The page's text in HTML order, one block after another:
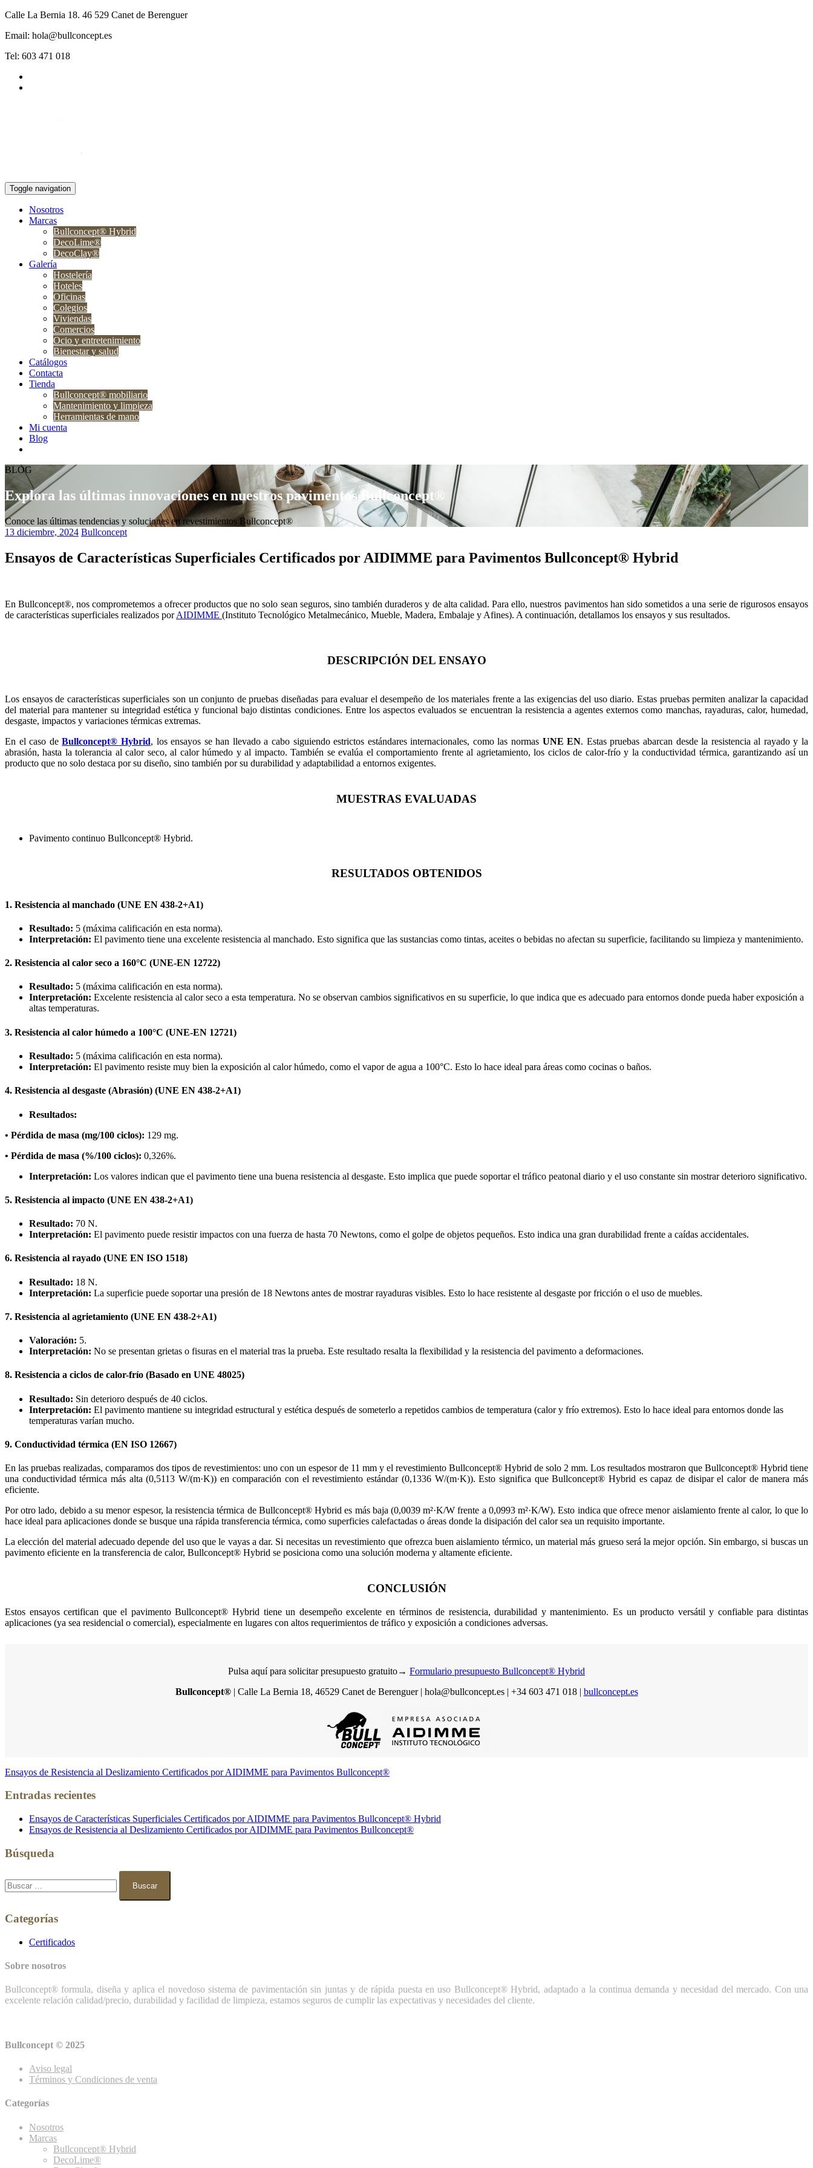
Calle La Bernia 18. 46 529 Canet de Berenguer
Email: hola@bullconcept.es
Tel: 603 471 018
Toggle navigation
Nosotros
Marcas
Bullconcept® Hybrid
DecoLime®
DecoClay®
Galería
Hostelería
Hoteles
Oficinas
Colegios
Viviendas
Comercios
Ocio y entretenimiento
Bienestar y salud
Catálogos
Contacta
Tienda
Bullconcept® mobiliario
Mantenimiento y limpieza
Herramientas de mano
Mi cuenta
Blog
BLOG
Explora las últimas innovaciones en nuestros pavimentos Bullconcept®
Conoce las últimas tendencias y soluciones en revestimientos Bullconcept®
13 diciembre, 2024 Bullconcept
Ensayos de Características Superficiales Certificados por AIDIMME para Pavimentos Bullconcept® Hybrid
En Bullconcept®, nos comprometemos a ofrecer productos que no solo sean seguros, sino también duraderos y de alta calidad. Para ello, nuestros pavimentos han sido sometidos a una serie de rigurosos ensayos
de características superficiales realizados porAIDIMME (Instituto Tecnológico Metalmecánico, Mueble, Madera, Embalaje y Afines). A continuación, detallamos los ensayos y sus resultados.
DESCRIPCIÓN DEL ENSAYO
Los ensayos de características superficiales son un conjunto de pruebas diseñadas para evaluar el desempeño de los materiales frente a las exigencias del uso diario. Estas pruebas permiten analizar la capacidad
del material para mantener su integridad estética y funcional bajo distintas condiciones. Entre los aspectos evaluados se encuentran la resistencia a agentes externos como manchas, rayaduras, calor, humedad,
desgaste, impactos y variaciones térmicas extremas.
En el caso deBullconcept® Hybrid, los ensayos se han llevado a cabo siguiendo estrictos estándares internacionales, como las normas UNE EN. Estas pruebas abarcan desde la resistencia al rayado y la
abrasión, hasta la tolerancia al calor seco, al calor húmedo y al impacto. También se evalúa el comportamiento frente al agrietamiento, los ciclos de calor-frío y la conductividad térmica, garantizando así un
producto que no solo destaca por su diseño, sino también por su durabilidad y adaptabilidad a entornos exigentes.
MUESTRAS EVALUADAS
Pavimento continuo Bullconcept® Hybrid.
RESULTADOS OBTENIDOS
1. Resistencia al manchado (UNE EN 438-2+A1)
Resultado: 5 (máxima calificación en esta norma).
Interpretación: El pavimento tiene una excelente resistencia al manchado. Esto significa que las sustancias como tintas, aceites o bebidas no afectan su superficie, facilitando su limpieza y mantenimiento.
2. Resistencia al calor seco a 160°C (UNE-EN 12722)
Resultado: 5 (máxima calificación en esta norma).
Interpretación: Excelente resistencia al calor seco a esta temperatura. No se observan cambios significativos en su superficie, lo que indica que es adecuado para entornos donde pueda haber exposición a
altas temperaturas.
3. Resistencia al calor húmedo a 100°C (UNE-EN 12721)
Resultado: 5 (máxima calificación en esta norma).
Interpretación: El pavimento resiste muy bien la exposición al calor húmedo, como el vapor de agua a 100°C. Esto lo hace ideal para áreas como cocinas o baños.
4. Resistencia al desgaste (Abrasión) (UNE EN 438-2+A1)
Resultados:
• Pérdida de masa (mg/100 ciclos): 129 mg.
• Pérdida de masa (%/100 ciclos): 0,326%.
Interpretación: Los valores indican que el pavimento tiene una buena resistencia al desgaste. Esto implica que puede soportar el tráfico peatonal diario y el uso constante sin mostrar deterioro significativo.
5. Resistencia al impacto (UNE EN 438-2+A1)
Resultado: 70 N.
Interpretación: El pavimento puede resistir impactos con una fuerza de hasta 70 Newtons, como el golpe de objetos pequeños. Esto indica una gran durabilidad frente a caídas accidentales.
6. Resistencia al rayado (UNE EN ISO 1518)
Resultado: 18 N.
Interpretación: La superficie puede soportar una presión de 18 Newtons antes de mostrar rayaduras visibles. Esto lo hace resistente al desgaste por fricción o el uso de muebles.
7. Resistencia al agrietamiento (UNE EN 438-2+A1)
Valoración: 5.
Interpretación: No se presentan grietas o fisuras en el material tras la prueba. Este resultado resalta la flexibilidad y la resistencia del pavimento a deformaciones.
8. Resistencia a ciclos de calor-frío (Basado en UNE 48025)
Resultado: Sin deterioro después de 40 ciclos.
Interpretación: El pavimento mantiene su integridad estructural y estética después de someterlo a repetidos cambios de temperatura (calor y frío extremos). Esto lo hace ideal para entornos donde las
temperaturas varían mucho.
9. Conductividad térmica (EN ISO 12667)
En las pruebas realizadas, comparamos dos tipos de revestimientos: uno con un espesor de 11 mm y el revestimiento Bullconcept® Hybrid de solo 2 mm. Los resultados mostraron que Bullconcept® Hybrid tiene
una conductividad térmica más alta (0,5113 W/(m·K)) en comparación con el revestimiento estándar (0,1336 W/(m·K)). Esto significa que Bullconcept® Hybrid es capaz de disipar el calor de manera más
eficiente.
Por otro lado, debido a su menor espesor, la resistencia térmica de Bullconcept® Hybrid es más baja (0,0039 m²·K/W frente a 0,0993 m²·K/W). Esto indica que ofrece menor aislamiento frente al calor, lo que lo
hace ideal para aplicaciones donde se busque una rápida transferencia térmica, como superficies calefactadas o áreas donde la disipación del calor sea un requisito importante.
La elección del material adecuado depende del uso que le vayas a dar. Si necesitas un revestimiento que ofrezca buen aislamiento térmico, un material más grueso será la mejor opción. Sin embargo, si buscas un
pavimento eficiente en la transferencia de calor, Bullconcept® Hybrid se posiciona como una solución moderna y altamente eficiente.
CONCLUSIÓN
Estos ensayos certifican que el pavimento Bullconcept® Hybrid tiene un desempeño excelente en términos de resistencia, durabilidad y mantenimiento. Es un producto versátil y confiable para distintas
aplicaciones (ya sea residencial o comercial), especialmente en lugares con altos requerimientos de tráfico y exposición a condiciones adversas.
Pulsa aquí para solicitar presupuesto gratuito→ Formulario presupuesto Bullconcept® Hybrid
Bullconcept®| Calle La Bernia 18, 46529 Canet de Berenguer | hola@bullconcept.es | +34 603 471 018 | bullconcept.es
Ensayos de Resistencia al Deslizamiento Certificados por AIDIMME para Pavimentos Bullconcept®
Entradas recientes
Ensayos de Características Superficiales Certificados por AIDIMME para Pavimentos Bullconcept® Hybrid
Ensayos de Resistencia al Deslizamiento Certificados por AIDIMME para Pavimentos Bullconcept®
Búsqueda
Categorías
Certificados
Sobre nosotros
Bullconcept® formula, diseña y aplica el novedoso sistema de pavimentación sin juntas y de rápida puesta en uso Bullconcept® Hybrid, adaptado a la continua demanda y necesidad del mercado. Con una
excelente relación calidad/precio, durabilidad y facilidad de limpieza, estamos seguros de cumplir las expectativas y necesidades del cliente.
Bullconcept © 2025
Aviso legal
Términos y Condiciones de venta
Categorías
Nosotros
Marcas
Bullconcept® Hybrid
DecoLime®